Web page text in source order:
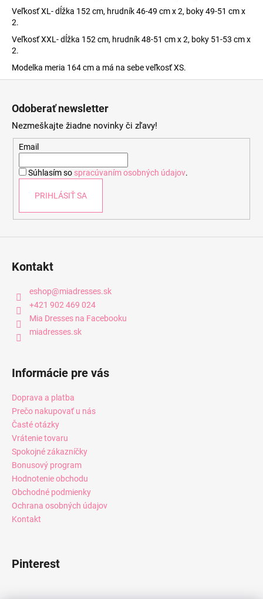
Veľkosť XL- dĺžka 152 cm, hrudník 46-49 cm x 2, boky 49-51 cm x
2.
Veľkosť XXL- dĺžka 152 cm, hrudník 48-51 cm x 2, boky 51-53 cm x
2.
Modelka meria 164 cm a má na sebe veľkosť XS.
Odoberať newsletter
Nezmeškajte žiadne novinky či zľavy!
Email
Súhlasím so spracúvaním osobných údajov.
PRIHLÁSIŤ SA
Kontakt
eshop@miadresses.sk
+421 902 469 024
Mia Dresses na Facebooku
miadresses.sk
Informácie pre vás
Doprava a platba
Prečo nakupovať u nás
Časté otázky
Vrátenie tovaru
Spokojné zákazníčky
Bonusový program
Hodnotenie obchodu
Obchodné podmienky
Ochrana osobných údajov
Kontakt
Pinterest